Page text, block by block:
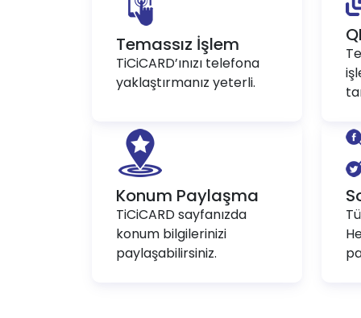
Temassız İşlem
TiCiCARD’ınızı telefona
yaklaştırmanız yeterli.
Konum Paylaşma
TiCiCARD sayfanızda
konum bilgilerinizi
paylaşabilirsiniz.